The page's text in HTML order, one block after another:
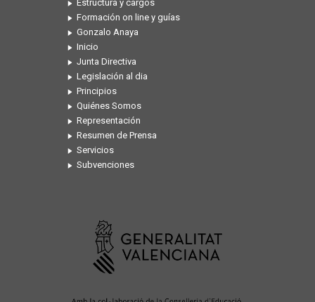
Estructura y cargos
Formación on line y guías
Gonzalo Anaya
Inicio
Junta Directiva
Legislación al dia
Principios
Quiénes Somos
Representación
Resumen de Prensa
Servicios
Subvenciones